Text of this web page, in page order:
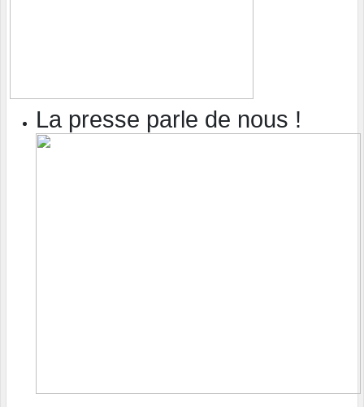
La presse parle de nous !